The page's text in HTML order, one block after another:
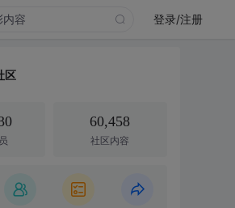
登录/注册
区
60,458
社区内容